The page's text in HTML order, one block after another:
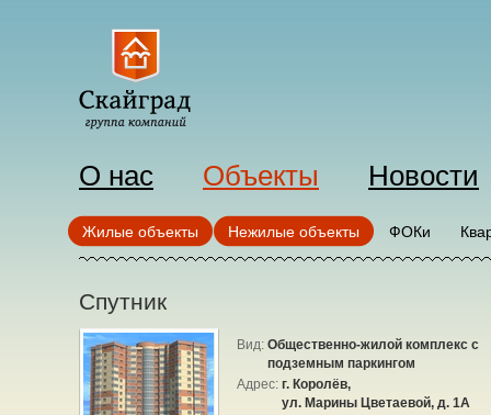
О нас Объекты Новости
Жилые объекты Нежилые объекты ФОКи
Спутник
Вид: Общественно-жилой комплекс с
подземным паркингом
Адрес: г. Королёв,
ул. Марины Цветаевой, д. 1А